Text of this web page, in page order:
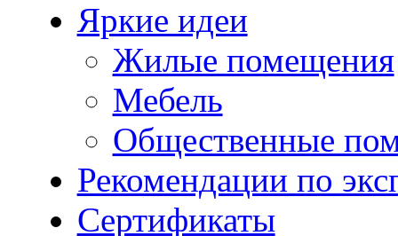
Яркие идеи
Жилые помещения
Мебель
Общественные
Рекомендации по
Сертификаты